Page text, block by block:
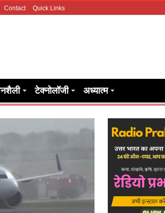
Contact Quick Links
टेक्नोलॉजी अध्यात्म